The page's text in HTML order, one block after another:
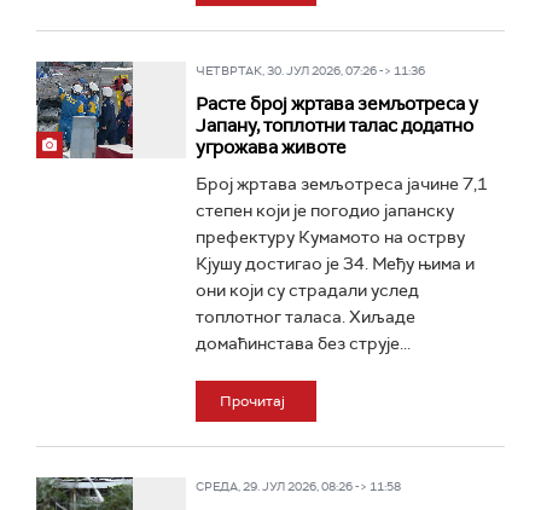
ЧЕТВРТАК, 30. ЈУЛ 2026, 07:26 -> 11:36
Расте број жртава земљотреса у
Јапану, топлотни талас додатно
угрожава животе
Број жртава земљотреса јачине 7,1
степен који је погодио јапанску
префектуру Кумамото на острву
Кјушу достигао је 34. Међу њима и
они који су страдали услед
топлотног таласа. Хиљаде
домаћинстава без струје...
Прочитај
СРЕДА, 29. ЈУЛ 2026, 08:26 -> 11:58